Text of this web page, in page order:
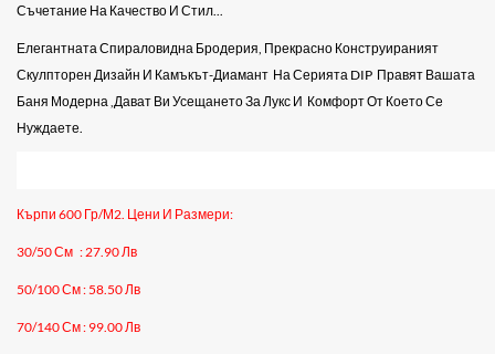
Съчетание На Качество И Стил...
Елегантната Спираловидна Бродерия, Прекрасно Конструираният
Скулпторен Дизайн И Камъкът-Диамант На Серията DIP Правят Вашата
Баня Модерна ,дават Ви Усещането За Лукс И Комфорт От Което Се
Нуждаете.
Кърпи 600 Гр/м2. Цени И Размери:
30/50 См : 27.90 Лв
50/100 См : 58.50 Лв
70/140 См : 99.00 Лв